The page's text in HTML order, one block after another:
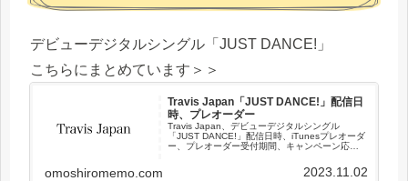
デビューデジタルシングル「JUST DANCE!」
こちらにまとめています＞＞
Travis Japan「JUST DANCE!」配信日
時、プレオーダー
Travis Japan、デビューデジタルシングル
「JUST DANCE!」配信日時、iTunesプレオーダ
ー、プレオーダー受付期間、キャンペーン応
omoshiromemo.com 2023.11.02